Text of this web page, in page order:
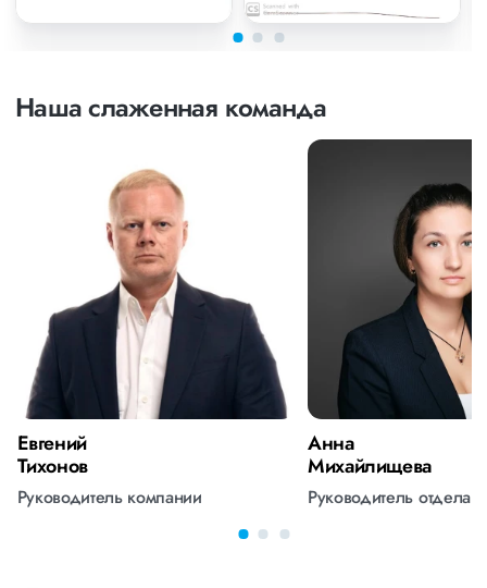
Наша слаженная команда
Евгений
Тихонов
Руководитель компании
Анна
Михайлищева
Руководитель отдела